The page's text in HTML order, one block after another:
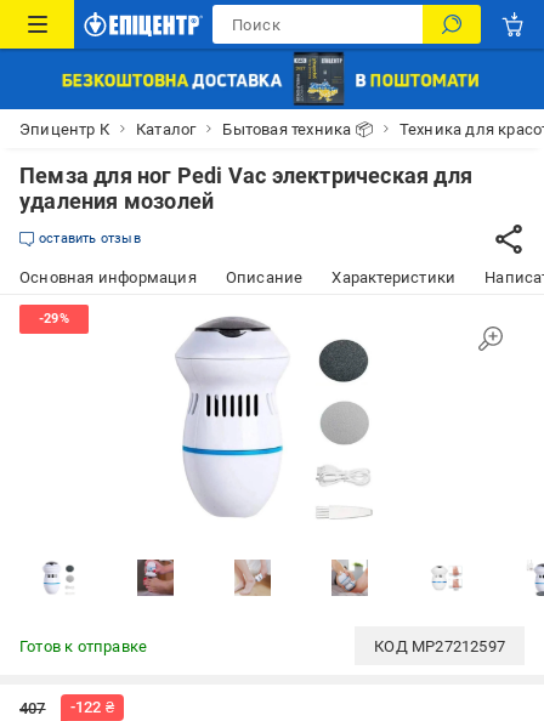
Эпицентр К Каталог Бытовая техника 📦 Техника для
Пемза для ног Pedi Vac электрическая для
удаления мозолей
оставить отзыв
Основная информация Описание Характеристики
Готов к отправке КОД MP27212597
407 -122 ₴